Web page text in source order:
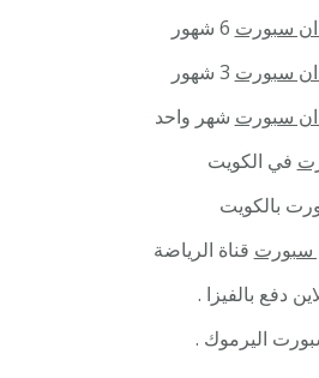
ان سبورت
ان سبورت
ان سبورت شهر واحد
في الكويت
بالكويت
سبورت قناة الرياضة
دفع بالفيزا .